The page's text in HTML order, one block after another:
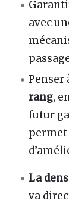
avec
Penser
rang,
futur
La
va